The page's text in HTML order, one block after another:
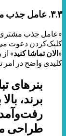
۳.۳. عامل جذب مشتری
«عامل جذب مشتری»
کلیک‌کردن دعوت
«الان تماشا کنید»
کلیدی واضح در امر
بنرهای
برند،
طراحی